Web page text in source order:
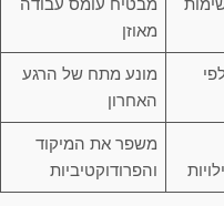
מאוזן
מונע מתח של הרגע
האחרון
משפר את המיקוד
והפרודוקטיביות